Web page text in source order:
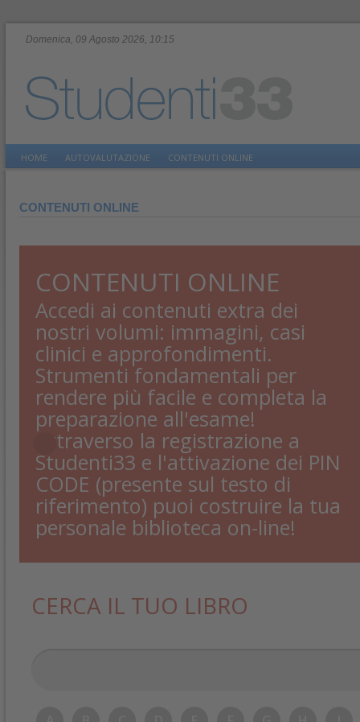
Domenica, 09 Agosto 2026, 10:15
HOME AUTOVALUTAZIONE CONTENUTI ONLINE
CONTENUTI ONLINE
CONTENUTI ONLINE
Accedi ai contenuti extra dei
nostri volumi: immagini, casi
clinici e approfondimenti.
Strumenti fondamentali per
rendere più facile e completa la
preparazione all'esame!
Attraverso la registrazione a
Studenti33 e l'attivazione dei PIN
CODE (presente sul testo di
riferimento) puoi costruire la tua
personale biblioteca on-line!
CERCA IL TUO LIBRO